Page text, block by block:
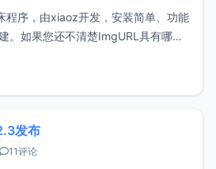
程序，由xiaoz开发，安装简单、功能
。如果您还不清楚ImgURL具有哪些
关的js脚本，可以很方便的将
网站，实现在当前页面（您的网站）
发布
11评论